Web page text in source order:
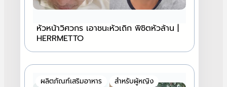
หัวหน้าวิศวกร เอาชนะหัวเถิก พิชิตหัวล้าน |
HERRMETTO
ผลิตภัณฑ์เสริมอาหาร สำหรับผู้หญิง